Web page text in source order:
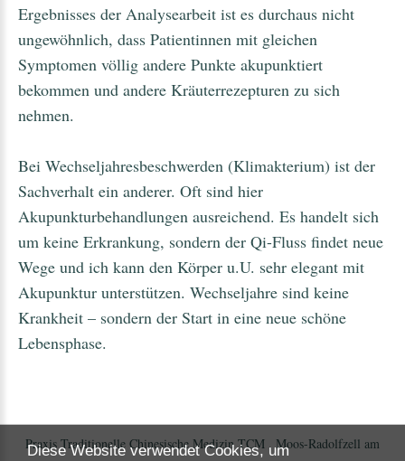
Ergebnisses der Analysearbeit ist es durchaus nicht
ungewöhnlich, dass Patientinnen mit gleichen
Symptomen völlig andere Punkte akupunktiert
bekommen und andere Kräuterrezepturen zu sich
nehmen.
Bei Wechseljahresbeschwerden (Klimakterium) ist der
Sachverhalt ein anderer. Oft sind hier
Akupunkturbehandlungen ausreichend. Es handelt sich
um keine Erkrankung, sondern der Qi-Fluss findet neue
Wege und ich kann den Körper u.U. sehr elegant mit
Akupunktur unterstützen. Wechseljahre sind keine
Krankheit – sondern der Start in eine neue schöne
Lebensphase.
Praxis Traditionelle Chinesische Medizin TCM , Moos-Radolfzell am
Diese Website verwendet Cookies, um